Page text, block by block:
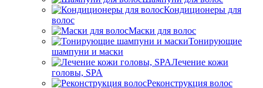
Кондиционеры для
волос
Маски для волос
Тонирующие
шампуни и маски
Лечение кожи
головы, SPA
Реконструкция волос